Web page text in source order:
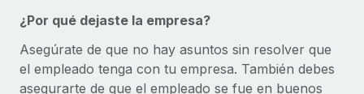
Apertura de entidades
Movilidad y reubicación
Reubica a los empleados con facilidad.
código abierto basadas en la inteligencia...
Más información
Novedades de producto de Remote:
Integraciones con Gusto y Xero y Contractor
Management Plus
¿Por qué dejaste la empresa?
Asegúrate de que no hay asuntos sin resolver que
el empleado tenga con tu empresa. También debes
asegurarte de que el empleado se fue en buenos